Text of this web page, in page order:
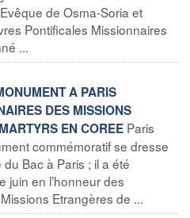
de Osma-Soria et
Pontificales Missionnaires
...
A PARIS
DES MISSIONS
EN COREE Paris
commémoratif se dresse
Bac à Paris ; il a été
juin en l’honneur des
Etrangères de ...